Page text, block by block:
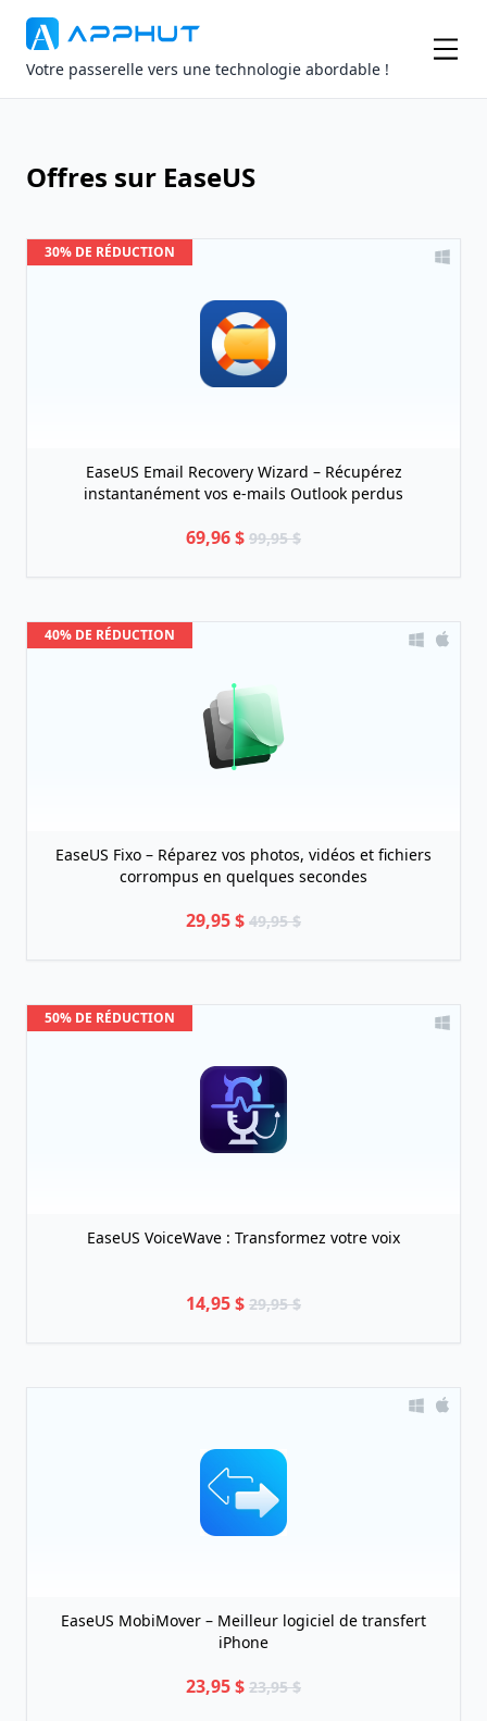
Votre passerelle vers une technologie abordable !
Offres sur EaseUS
30% DE RÉDUCTION
EaseUS Email Recovery Wizard – Récupérez
instantanément vos e-mails Outlook perdus
69,96 $ 99,95 $
40% DE RÉDUCTION
EaseUS Fixo – Réparez vos photos, vidéos et fichiers
corrompus en quelques secondes
29,95 $ 49,95 $
50% DE RÉDUCTION
EaseUS VoiceWave : Transformez votre voix
14,95 $ 29,95 $
EaseUS MobiMover – Meilleur logiciel de transfert
iPhone
23,95 $ 23,95 $